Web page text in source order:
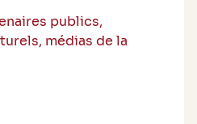
publics,
médias de la